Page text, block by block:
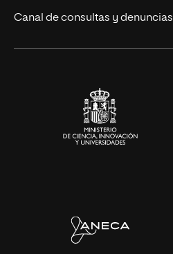
Ciencias de la Salud
Canal de consultas y denuncias